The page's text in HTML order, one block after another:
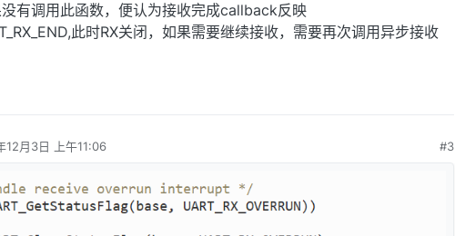
有调用此函数，便认为接收完成callback反映
此时RX关闭，如果需要继续接收，需要再次调用异步接收
12月3日 上午11:06 #3